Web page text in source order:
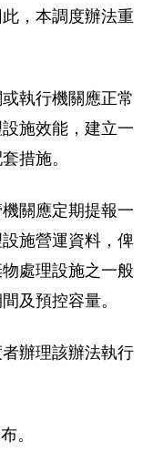
，本調度辦法重
執行機關應正常
施效能，建立一
措施。
關應定期提報一
施營運資料，俾
處理設施之一般
及預控容量。
辦理該辦法執行
。